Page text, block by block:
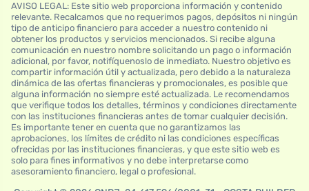
AVISO LEGAL: Este sitio web proporciona información y contenido
relevante. Recalcamos que no requerimos pagos, depósitos ni ningún
tipo de anticipo financiero para acceder a nuestro contenido ni
obtener los productos y servicios mencionados. Si recibe alguna
comunicación en nuestro nombre solicitando un pago o información
adicional, por favor, notifíquenoslo de inmediato. Nuestro objetivo es
compartir información útil y actualizada, pero debido a la naturaleza
dinámica de las ofertas financieras y promocionales, es posible que
alguna información no siempre esté actualizada. Le recomendamos
que verifique todos los detalles, términos y condiciones directamente
con las instituciones financieras antes de tomar cualquier decisión.
Es importante tener en cuenta que no garantizamos las
aprobaciones, los límites de crédito ni las condiciones específicas
ofrecidas por las instituciones financieras, y que este sitio web es
solo para fines informativos y no debe interpretarse como
asesoramiento financiero, legal o profesional.